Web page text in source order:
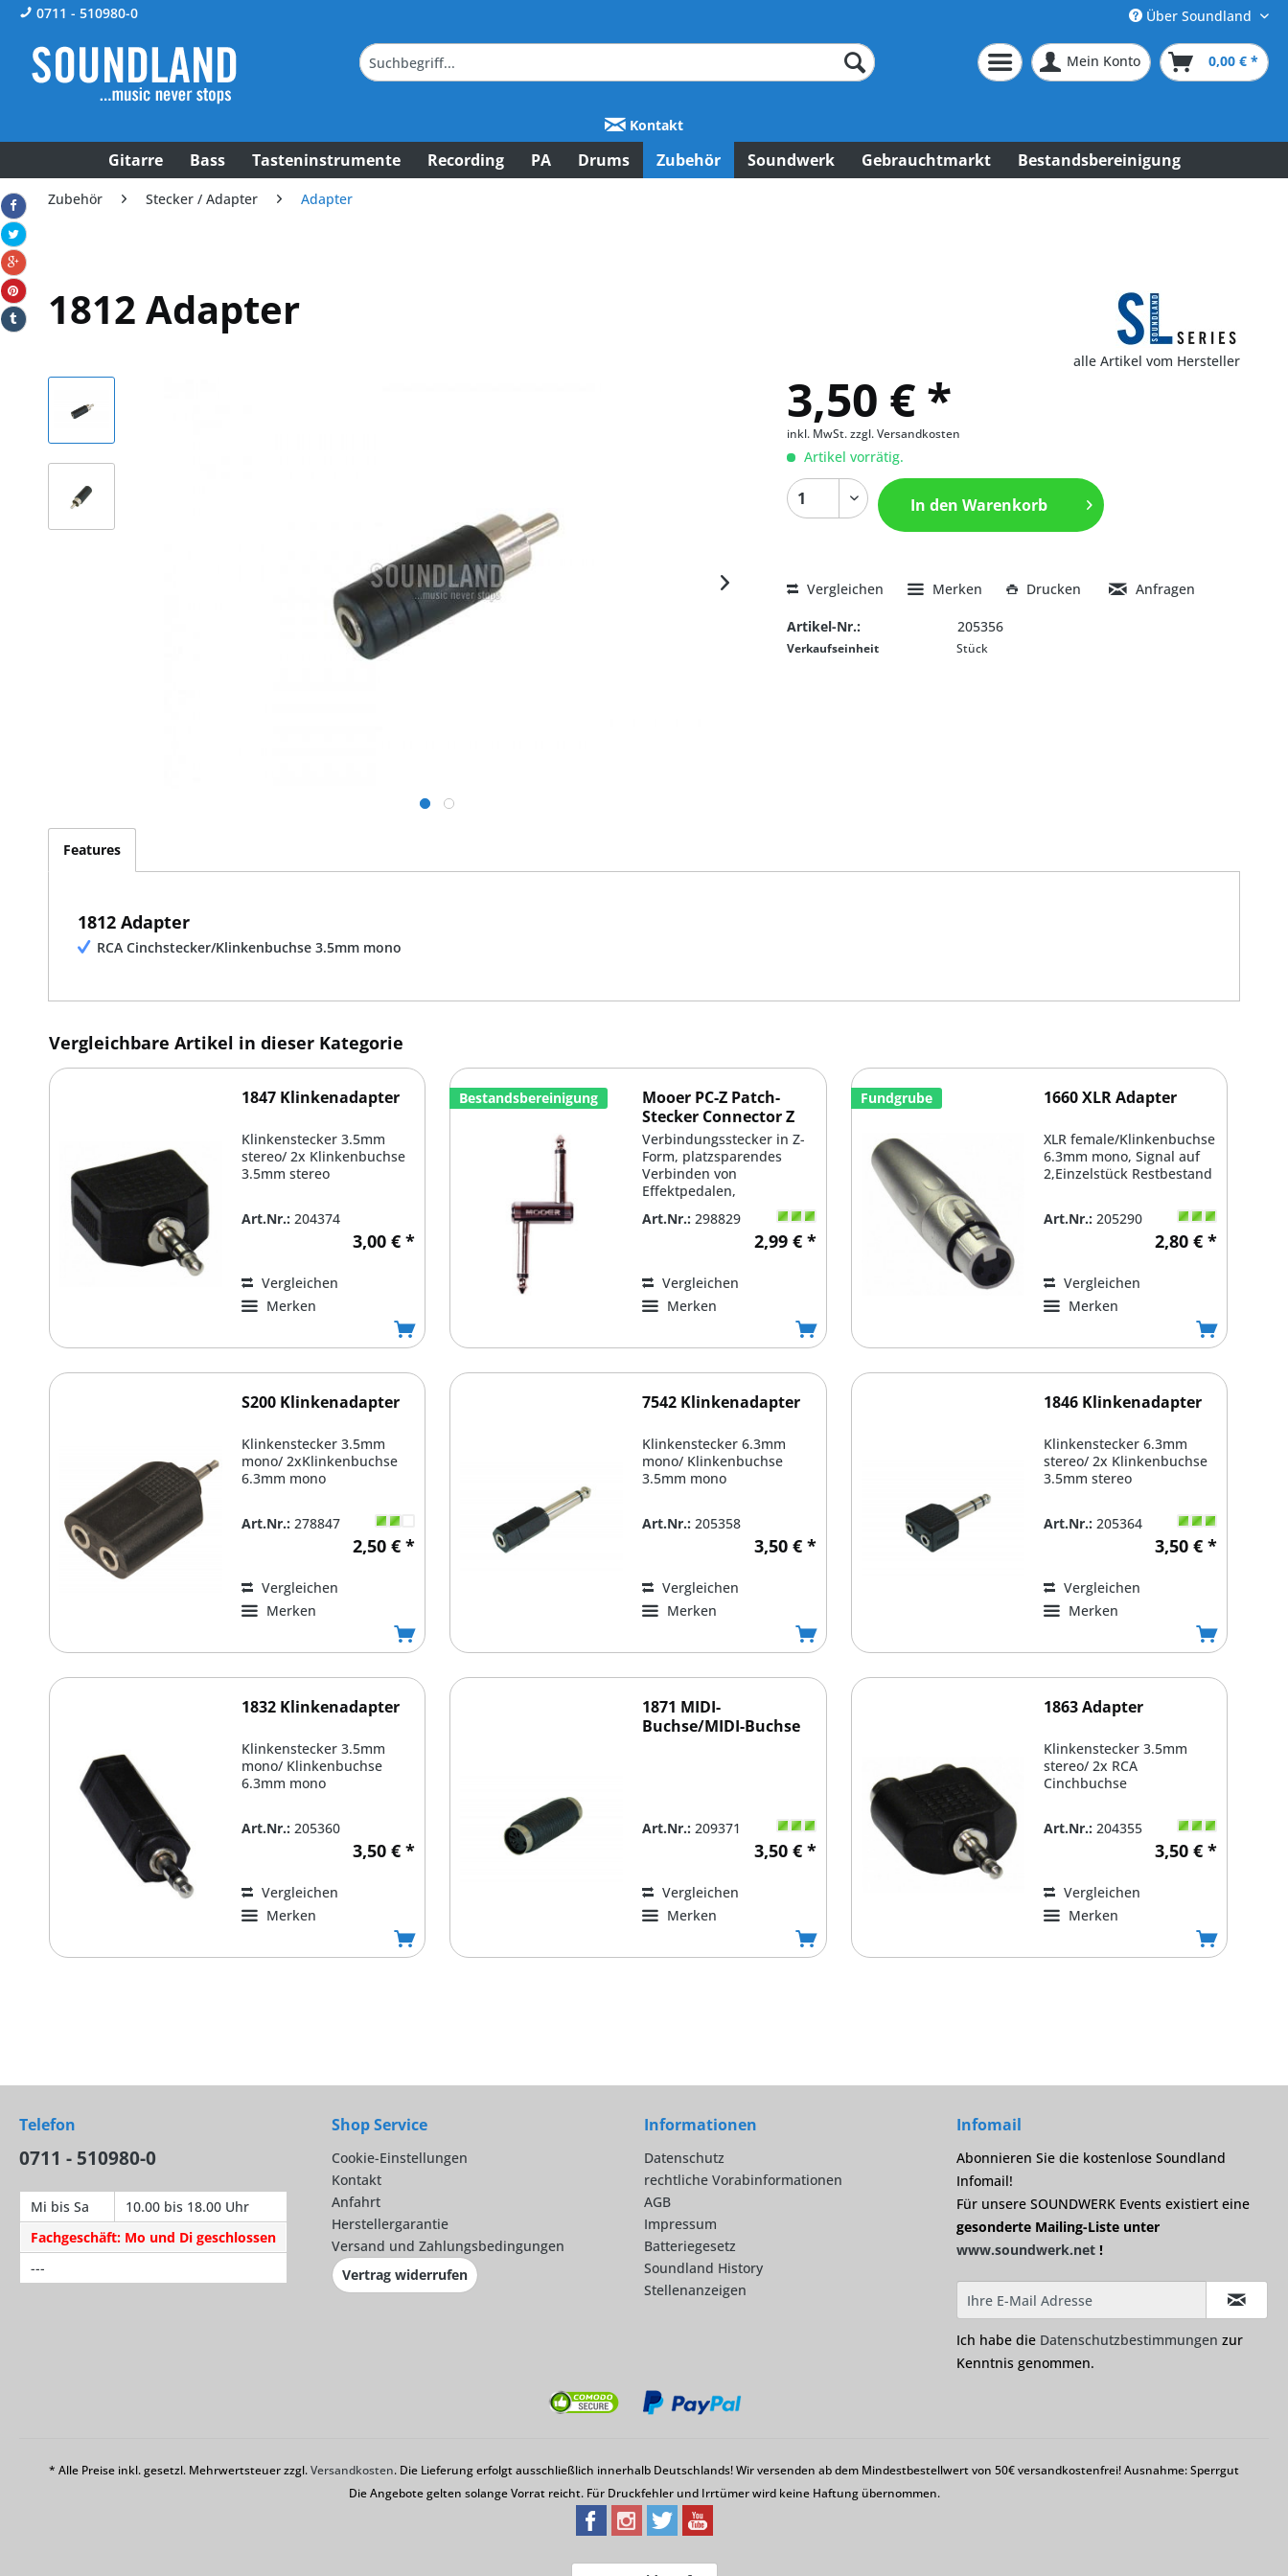
0711 - 510980-0 Über Soundland
Mein Konto 0,00 € *
Kontakt
Gitarre Bass Tasteninstrumente Recording PA Drums Zubehör Soundwerk Gebrauchtmarkt Bestandsbereinigung
Zubehör Stecker / Adapter Adapter
1812 Adapter
alle Artikel vom Hersteller
3,50 € *
inkl. MwSt.zzgl. Versandkosten
Artikel vorrätig.
In den Warenkorb
Vergleichen Merken Drucken Anfragen
Artikel-Nr.: 205356
Verkaufseinheit Stück
Features
1812 Adapter
RCA Cinchstecker/Klinkenbuchse 3.5mm mono
Vergleichbare Artikel in dieser Kategorie
1847 Klinkenadapter
Klinkenstecker 3.5mm
stereo/ 2x Klinkenbuchse
3.5mm stereo
Art.Nr.: 204374
3,00 € *
Vergleichen
Merken
Bestandsbereinigung
Mooer PC-Z Patch-
Stecker Connector Z
Verbindungsstecker in Z-
Form, platzsparendes
Verbinden von
Effektpedalen,
unverpackt, Restbestände
von Demoboards
Art.Nr.: 298829
2,99 € *
Vergleichen
Merken
Fundgrube 1660 XLR Adapter
XLR female/Klinkenbuchse
6.3mm mono, Signal auf
2,Einzelstück Restbestand
Art.Nr.: 205290
2,80 € *
Vergleichen
Merken
S200 Klinkenadapter
Klinkenstecker 3.5mm
mono/ 2xKlinkenbuchse
6.3mm mono
Art.Nr.: 278847
2,50 € *
Vergleichen
Merken
7542 Klinkenadapter
Klinkenstecker 6.3mm
mono/ Klinkenbuchse
3.5mm mono
Art.Nr.: 205358
3,50 € *
Vergleichen
Merken
1846 Klinkenadapter
Klinkenstecker 6.3mm
stereo/ 2x Klinkenbuchse
3.5mm stereo
Art.Nr.: 205364
3,50 € *
Vergleichen
Merken
1832 Klinkenadapter
Klinkenstecker 3.5mm
mono/ Klinkenbuchse
6.3mm mono
Art.Nr.: 205360
3,50 € *
Vergleichen
Merken
1871 MIDI-
Buchse/MIDI-Buchse
Art.Nr.: 209371
3,50 € *
Vergleichen
Merken
1863 Adapter
Klinkenstecker 3.5mm
stereo/ 2x RCA
Cinchbuchse
Art.Nr.: 204355
3,50 € *
Vergleichen
Merken
Telefon
0711 - 510980-0
Mi bis Sa
10.00 bis 18.00 Uhr
Fachgeschäft: Mo und Di geschlossen
---
Shop Service
Cookie-Einstellungen
Kontakt
Anfahrt
Herstellergarantie
Versand und Zahlungsbedingungen
Vertrag widerrufen
Informationen
Datenschutz
rechtliche Vorabinformationen
AGB
Impressum
Batteriegesetz
Soundland History
Stellenanzeigen
Infomail
Abonnieren Sie die kostenlose Soundland
Infomail!
Für unsere SOUNDWERK Events existiert eine
gesonderte Mailing-Liste unter
www.soundwerk.net !
Ich habe die Datenschutzbestimmungen zur
Kenntnis genommen.
* Alle Preise inkl. gesetzl. Mehrwertsteuer zzgl.Versandkosten. Die Lieferung erfolgt ausschließlich innerhalb Deutschlands! Wir versenden ab dem Mindestbestellwert von 50€ versandkostenfrei! Ausnahme: Sperrgut
Die Angebote gelten solange Vorrat reicht. Für Druckfehler und Irrtümer wird keine Haftung übernommen.